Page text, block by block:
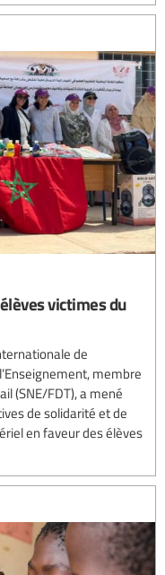
victimes du
de
membre
(SNE/FDT), a mené
de solidarité et de
en faveur des élèves